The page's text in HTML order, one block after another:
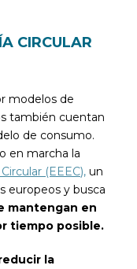
CIRCULAR
modelos de
también cuentan
de consumo.
en marcha la
(EEEC), un
europeos y busca
mantengan en
tiempo posible.
la